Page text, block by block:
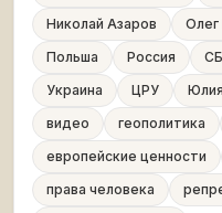
Николай Азаров
Олег
Польша
Россия
Украина
ЦРУ
видео
геополитика
европейские ценности
права человека